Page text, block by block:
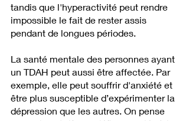
tandis que l'hyperactivité peut rendre
impossible le fait de rester assis
pendant de longues périodes.
La santé mentale des personnes ayant
un TDAH peut aussi être affectée. Par
exemple, elle peut souffrir d'anxiété et
être plus susceptible d’expérimenter la
dépression que les autres. On pense